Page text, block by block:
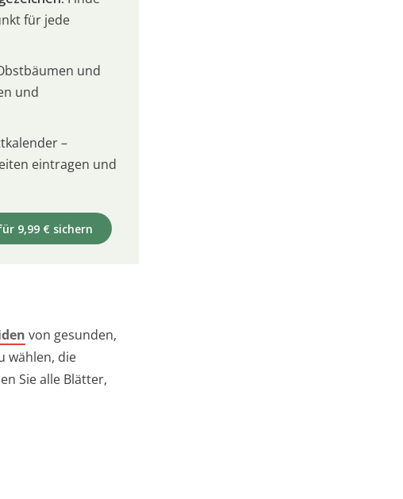
für jede
und
und
–
eintragen und
9,99 € sichern
von gesunden,
wählen, die
Sie alle Blätter,